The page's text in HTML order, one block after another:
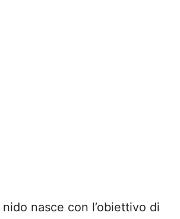
nasce con l’obiettivo di